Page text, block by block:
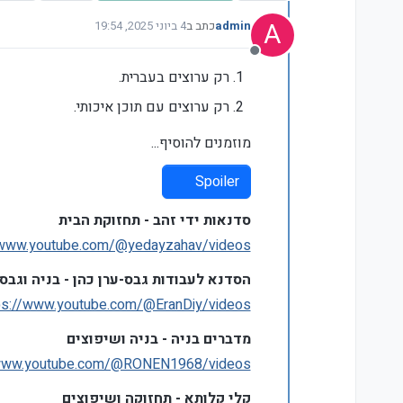
A
מנותק
adminכתב ב4 ביוני 2025, 19:54
נערך לאחרונה על ידי admin
רק ערוצים בעברית.
רק ערוצים עם תוכן איכותי.
מוזמנים להוסיף...
Spoiler
סדנאות ידי זהב - תחזוקת הבית
@yedayzahav/videos
הסדנא לעבודות גבס-ערן כהן - בניה וגבס
www.youtube.com/@EranDiy/videos
מדברים בניה - בניה ושיפוצים
@RONEN1968/videos
קלי קלותא - תחזוקה ושיפוצים